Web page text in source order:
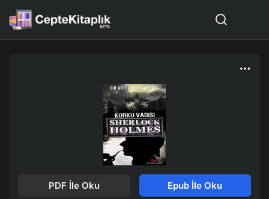
PDF İle Oku Epub İle Oku